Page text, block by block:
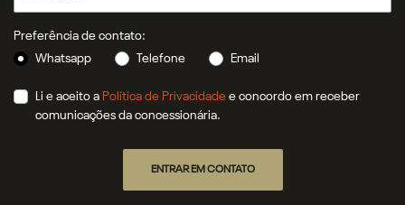
Preferência de contato:
Whatsapp
Telefone Email
Li e aceito a Política de Privacidade e concordo em receber
comunicações da concessionária.
ENTRAR EM CONTATO